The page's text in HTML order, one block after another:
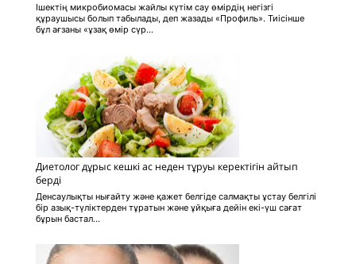
Ішектің микробиомасы жайлы күтім сау өмірдің негізгі
құраушысы болып табылады, деп жазады «Профиль». Тиісінше
бұл ағзаны «ұзақ өмір сүр...
Диетолог дұрыс кешкі ас неден тұруы керектігін айтып
берді
Денсаулықты нығайту және қажет белгіде салмақты ұстау белгілі
бір азық-түліктерден тұратын және ұйқыға дейін екі-үш сағат
бұрын бастал...